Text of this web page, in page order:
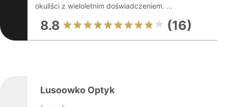
okuliści z wieloletnim doświadczeniem. ...
8.8 (16)
Lusoowko Optyk